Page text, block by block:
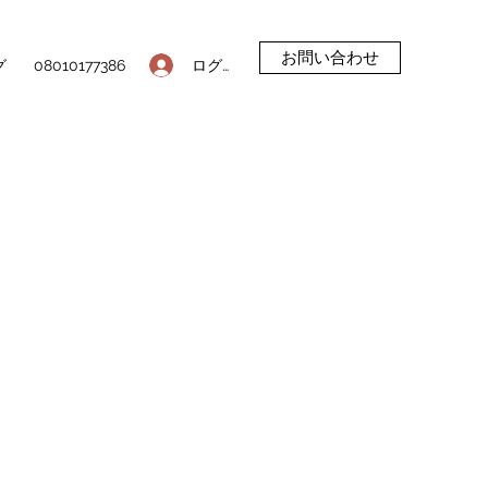
08010177386 ログイン お問い合わせ